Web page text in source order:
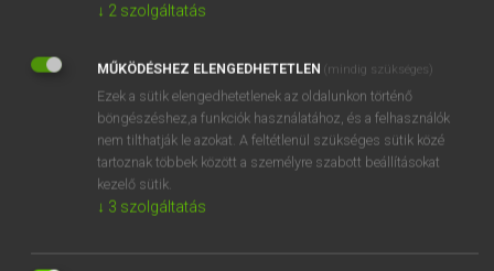
after-effect
SZOTAR.NET APPLIKÁCIÓ
↓ 2 szolgáltatás
MŰKÖDÉSHEZ ELENGEDHETETLEN (mindig szükséges)
Ezek a sütik elengedhetetlenek az oldalunkon történő
böngészéshez,a funkciók használatához, és a felhasználók
nem tilthatják le azokat. A feltétlenül szükséges sütik közé
tartoznak többek között a személyre szabott beállításokat
kezelő sütik.
↓ 3 szolgáltatás